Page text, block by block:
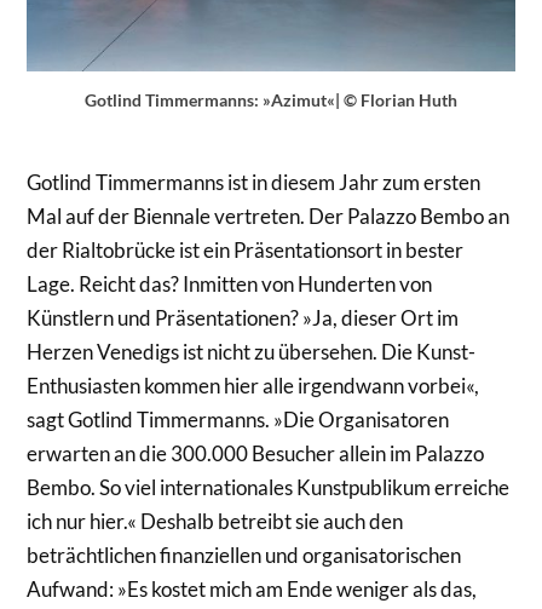
Gotlind Timmermanns: »Azimut«| © Florian Huth
Gotlind Timmermanns ist in diesem Jahr zum ersten
Mal auf der Biennale vertreten. Der Palazzo Bembo an
der Rialtobrücke ist ein Präsentationsort in bester
Lage. Reicht das? Inmitten von Hunderten von
Künstlern und Präsentationen? »Ja, dieser Ort im
Herzen Venedigs ist nicht zu übersehen. Die Kunst-
Enthusiasten kommen hier alle irgendwann vorbei«,
sagt Gotlind Timmermanns. »Die Organisatoren
erwarten an die 300.000 Besucher allein im Palazzo
Bembo. So viel internationales Kunstpublikum erreiche
ich nur hier.« Deshalb betreibt sie auch den
beträchtlichen finanziellen und organisatorischen
Aufwand: »Es kostet mich am Ende weniger als das,